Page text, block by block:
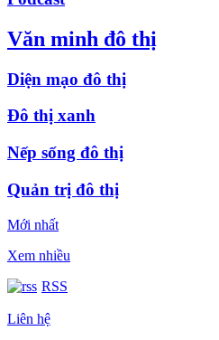
Văn minh đô thị
Diện mạo đô thị
Đô thị xanh
Nếp sống đô thị
Quản trị đô thị
Mới nhất
Xem nhiều
RSS
Liên hệ